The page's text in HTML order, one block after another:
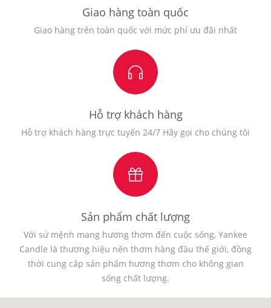
Giao hàng toàn quốc
Giao hàng trên toàn quốc với mức phí ưu đãi nhất
Hỗ trợ khách hàng
Hỗ trợ khách hàng trực tuyến 24/7 Hãy gọi cho chúng tôi
Sản phẩm chất lượng
Với sứ mệnh mang hương thơm đến cuộc sống, Yankee
Candle là thương hiệu nến thơm hàng đầu thế giới, đồng
thời cung cấp sản phẩm hương thơm cho không gian
sống chất lượng.